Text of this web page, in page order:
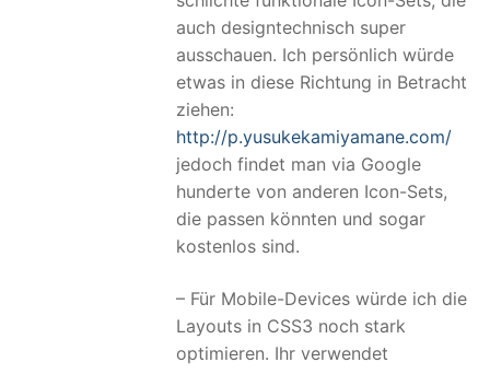
auch designtechnisch super
ausschauen. Ich persönlich würde
etwas in diese Richtung in Betracht
ziehen:
http://p.yusukekamiyamane.com/
jedoch findet man via Google
hunderte von anderen Icon-Sets,
die passen könnten und sogar
kostenlos sind.
– Für Mobile-Devices würde ich die
Layouts in CSS3 noch stark
optimieren. Ihr verwendet